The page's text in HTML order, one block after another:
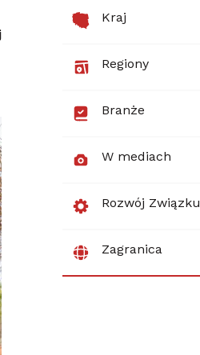
Kraj
Regiony
Branże
W mediach
Rozwój Związku
Zagranica